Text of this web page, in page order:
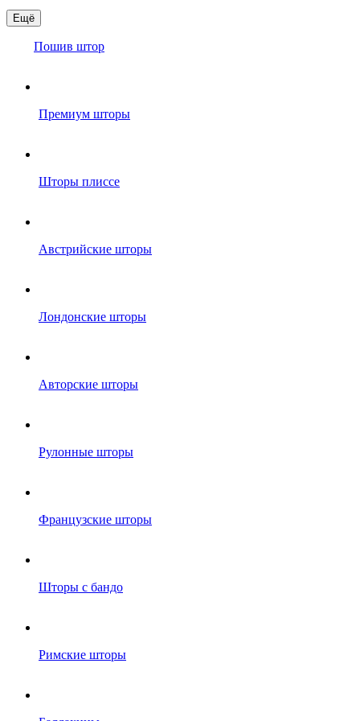
Ещё
Пошив штор
Премиум шторы
Шторы плиссе
Австрийские шторы
Лондонские шторы
Авторские шторы
Рулонные шторы
Французские шторы
Шторы с бандо
Римские шторы